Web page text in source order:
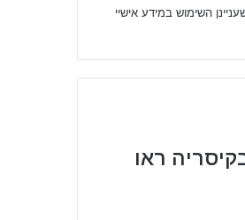
השימוש במידע אישיי
ראו